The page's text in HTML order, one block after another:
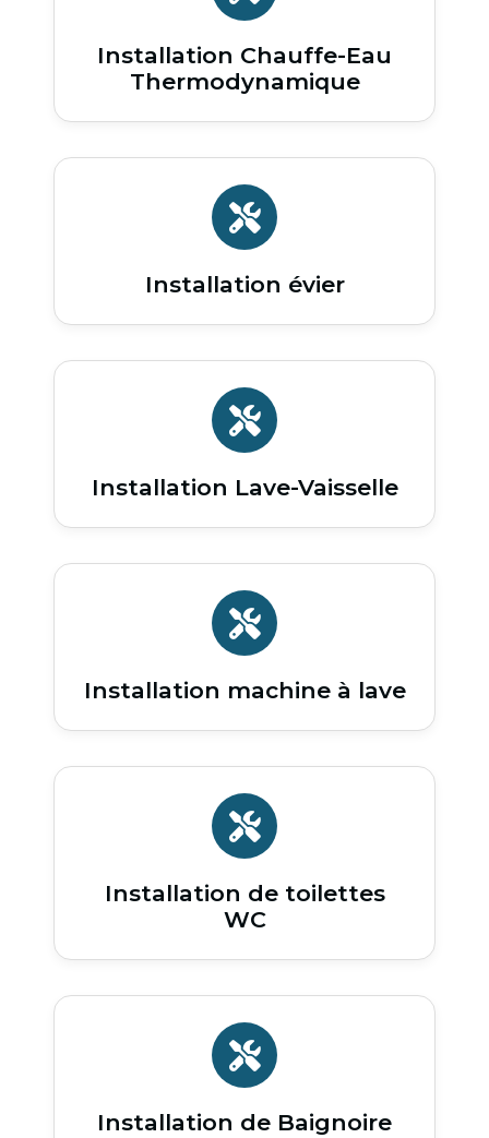
Installation Chauffe-Eau
Thermodynamique
Installation évier
Installation Lave-Vaisselle
Installation machine à lave
Installation de toilettes
WC
Installation de Baignoire